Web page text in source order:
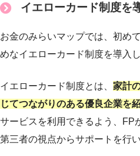
イエローカード制度を
お金のみらいマップでは、初め
めなイエローカード制度を導入し
イエローカード制度とは、 家計
じてつながりのある優良企業を
サービスを利用できるよう、FP
第三者の視点からサポートを行い